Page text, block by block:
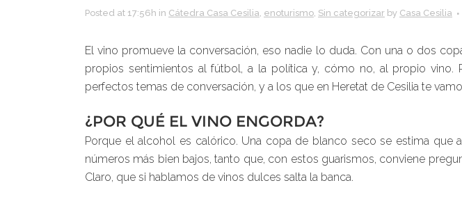
Posted at 17:56h in Cátedra Casa Cesilia enoturismo Sin categorizar by Casa Cesilia
El vino promueve la conversación, eso nadie lo duda. Con una o dos
propios sentimientos al fútbol, a la política y, cómo no, al propio
perfectos temas de conversación, y a los que en Heretat de Cesilia te
¿POR QUÉ EL VINO ENGORDA?
Porque el alcohol es calórico. Una copa de blanco seco se estima que
números más bien bajos, tanto que, con estos guarismos, conviene
Claro, que si hablamos de vinos dulces salta la banca.